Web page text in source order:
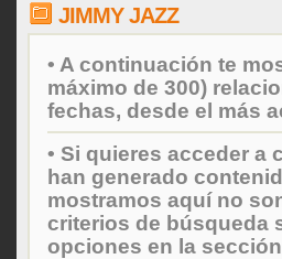
JIMMY JAZZ
• A continuación te
máximo de 300)
fechas, desde el más
• Si quieres acceder a
han generado
mostramos aquí no
criterios de búsqueda
opciones en la sección